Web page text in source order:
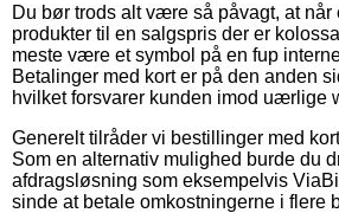
Du bør trods alt være så påvagt, at når
produkter til en salgspris der er
meste være et symbol på en fup
Betalinger med kort er på den anden
hvilket forsvarer kunden imod uærlige
Generelt tilråder vi bestillinger med
Som en alternativ mulighed burde du
afdragsløsning som eksempelvis
sinde at betale omkostningerne i flere